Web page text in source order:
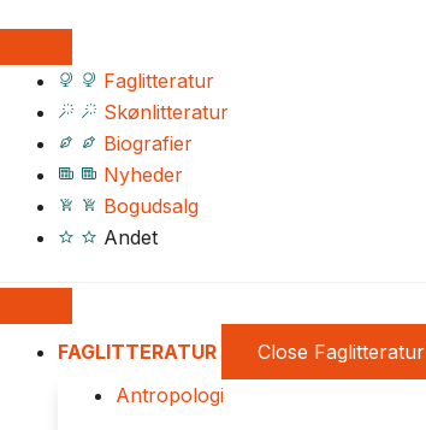
Faglitteratur
Skønlitteratur
Biografier
Nyheder
Bogudsalg
Andet
FAGLITTERATUR Close Faglitteratur
Antropologi